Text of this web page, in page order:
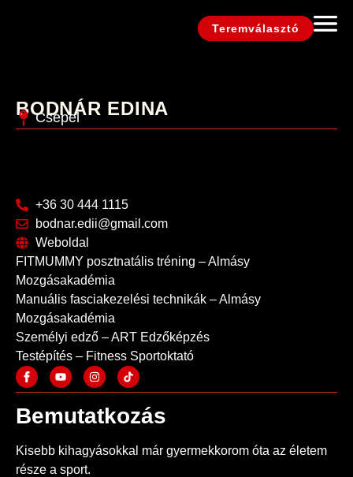
Teremválasztó
BODNÁR EDINA
Csepel
+36 30 444 1115
bodnar.edii@gmail.com
Weboldal
FITMUMMY posztnatális tréning – Almásy
Mozgásakadémia
Manuális fasciakezelési technikák – Almásy
Mozgásakadémia
Személyi edző – ART Edzőképzés
Testépítés – Fitness Sportoktató
Bemutatkozás
Kisebb kihagyásokkal már gyermekkorom óta az életem
része a sport.